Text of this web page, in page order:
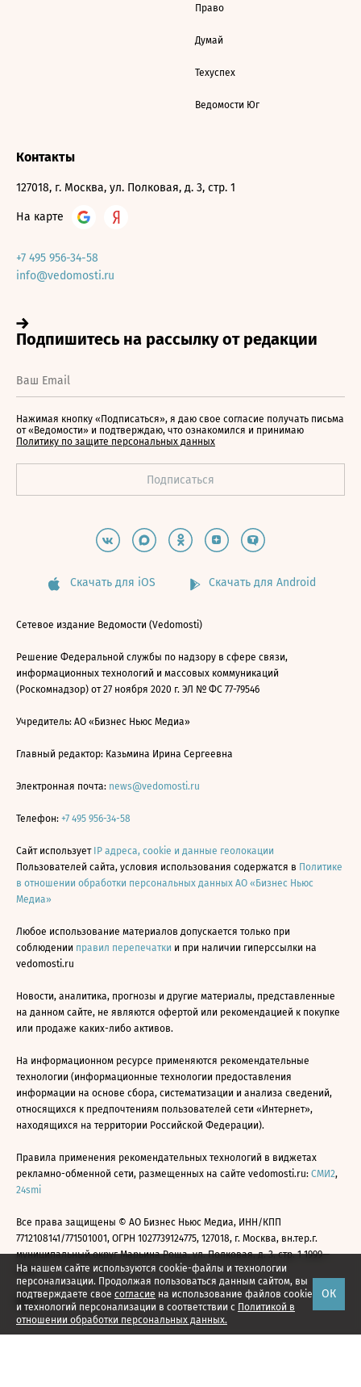
На нашем сайте используются cookie-файлы и технологии
персонализации. Продолжая пользоваться данным сайтом, вы
подтверждаете свое согласие на использование файлов cookie
и технологий персонализации в соответствии с Политикой в
отношении обработки персональных данных.
ОК
Право
Думай
Техуспех
Ведомости Юг
Контакты
127018, г. Москва, ул. Полковая, д. 3, стр. 1
На карте
+7 495 956-34-58
info@vedomosti.ru
Нажимая кнопку «Подписаться», я даю свое согласие получать письма
от «Ведомости» и подтверждаю, что ознакомился и принимаю
Политику по защите персональных данных
Скачать для iOS Скачать для Android
Сетевое издание Ведомости (Vedomosti)
Решение Федеральной службы по надзору в сфере связи,
информационных технологий и массовых коммуникаций
(Роскомнадзор) от 27 ноября 2020 г. ЭЛ № ФС 77-79546
Учредитель: АО «Бизнес Ньюс Медиа»
Главный редактор: Казьмина Ирина Сергеевна
Электронная почта: news@vedomosti.ru
Телефон: +7 495 956-34-58
Сайт использует IP адреса, cookie и данные геолокации
Пользователей сайта, условия использования содержатся в Политике
в отношении обработки персональных данных АО «Бизнес Ньюс
Медиа»
Любое использование материалов допускается только при
соблюдении правил перепечатки и при наличии гиперссылки на
vedomosti.ru
Новости, аналитика, прогнозы и другие материалы, представленные
на данном сайте, не являются офертой или рекомендацией к покупке
или продаже каких-либо активов.
На информационном ресурсе применяются рекомендательные
технологии (информационные технологии предоставления
информации на основе сбора, систематизации и анализа сведений,
относящихся к предпочтениям пользователей сети «Интернет»,
находящихся на территории Российской Федерации).
Правила применения рекомендательных технологий в виджетах
рекламно-обменной сети, размещенных на сайте vedomosti.ru: СМИ2,
24smi
Все права защищены © АО Бизнес Ньюс Медиа, ИНН/КПП
7712108141/771501001, ОГРН 1027739124775, 127018, г. Москва, вн.тер.г.
муниципальный округ Марьина Роща, ул. Полковая, д. 3, стр. 1 1999—
2026